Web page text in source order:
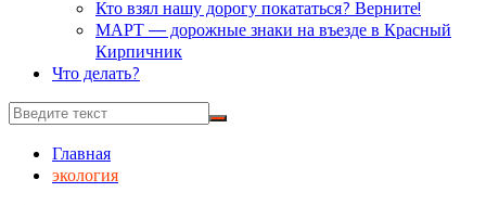
Кто взял нашу дорогу покататься? Верните!
МАРТ — дорожные знаки на въезде в Красный
Кирпичник
Что делать?
Главная
экология